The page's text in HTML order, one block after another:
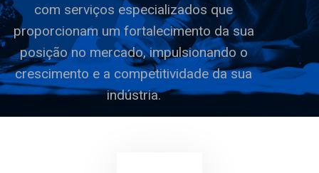
com serviços especializados que
proporcionam um fortalecimento da sua
posição no mercado, impulsionando o
crescimento e a competitividade da sua
indústria.